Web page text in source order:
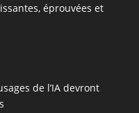
éprouvées et
de l’IA devront